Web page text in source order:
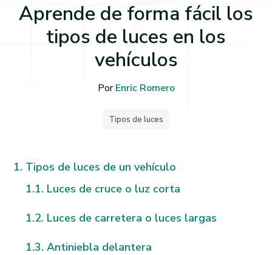
Aprende de forma fácil los
tipos de luces en los
vehículos
Por Enric Romero
Tipos de luces
Tipos de luces de un vehículo
Luces de cruce o luz corta
Luces de carretera o luces largas
Antiniebla delantera